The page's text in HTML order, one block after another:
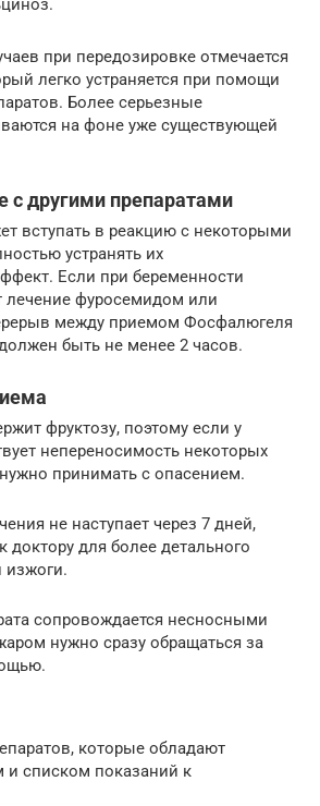
при передозировке отмечается
легко устраняется при помощи
Более серьезные
на фоне уже существующей
с другими препаратами
вступать в реакцию с некоторыми
устранять их
Если при беременности
лечение фуросемидом или
между приемом Фосфалюгеля
быть не менее 2 часов.
фруктозу, поэтому если у
непереносимость некоторых
принимать с опасением.
не наступает через 7 дней,
доктору для более детального
изжоги.
сопровождается несносными
нужно сразу обращаться за
которые обладают
и списком показаний к